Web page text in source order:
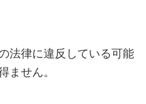
法律に違反している可能
ません。